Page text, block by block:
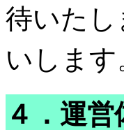
待いた
いします
４．運営